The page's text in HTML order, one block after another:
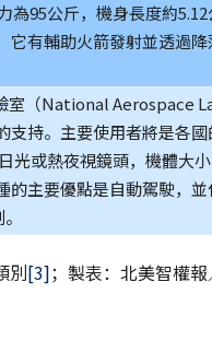
95公斤，機身長度約
它有輔助火箭發射並透過
室（National Aerospace
持。主要使用者將是各國
或熱夜視鏡頭，機體大
的主要優點是自動駕駛，
別[3]；製表：北美智權報